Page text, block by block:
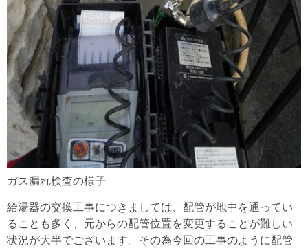
ガス漏れ検査の様子
給湯器の交換工事につきましては、配管が地中を通ってい
ることも多く、元からの配管位置を変更することが難しい
状況が大半でございます。その為今回の工事のように配管